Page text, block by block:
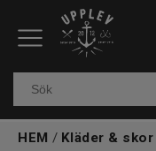
Fiskeredskap
HEM / Kläder & skor